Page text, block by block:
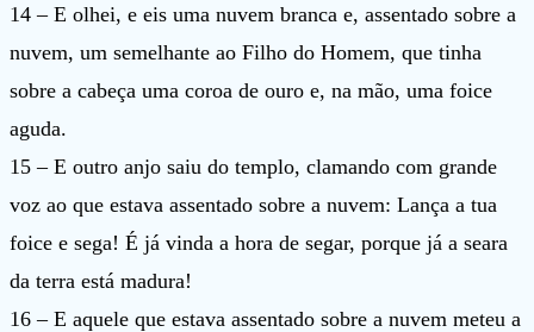
14 – E olhei, e eis uma nuvem branca e, assentado sobre a
nuvem, um semelhante ao Filho do Homem, que tinha
sobre a cabeça uma coroa de ouro e, na mão, uma foice
aguda.
15 – E outro anjo saiu do templo, clamando com grande
voz ao que estava assentado sobre a nuvem: Lança a tua
foice e sega! É já vinda a hora de segar, porque já a seara
da terra está madura!
16 – E aquele que estava assentado sobre a nuvem meteu a